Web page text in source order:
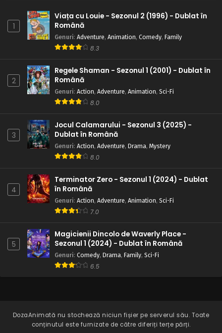
1
Viața cu Louie - Sezonul 2 (1996) - Dublat în
Română
Genuri: Adventure, Animation, Comedy, Family
8.3
2
Regele Shaman - Sezonul 1 (2001) - Dublat în
Română
Genuri: Action, Adventure, Animation, Sci-Fi
8.0
3
Jocul Calamarului - Sezonul 3 (2025) -
Dublat în Română
Genuri: Action, Adventure, Drama, Mystery
8.0
4
Terminator Zero - Sezonul 1 (2024) - Dublat
în Română
Genuri: Action, Adventure, Animation, Sci-Fi
7.0
5
Magicienii Dincolo de Waverly Place -
Sezonul 1 (2024) - Dublat în Română
Genuri: Comedy, Drama, Family, Sci-Fi
6.5
DozaAnimată nu stochează niciun fișier pe serverul său. Toate
conținutul este furnizate de către diferiți terțe părți.